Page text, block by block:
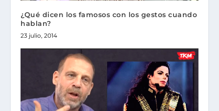
¿Qué dicen los famosos con los gestos cuando
hablan?
23 julio, 2014